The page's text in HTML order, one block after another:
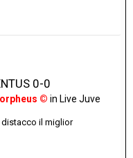
0-0
© in Live Juve
distacco il miglior